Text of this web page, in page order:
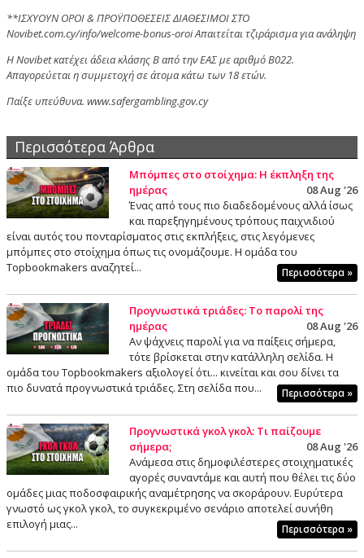
**ΙΣΧΥΟΥΝ ΟΡΟΙ & ΠΡΟΫΠΟΘΕΣΕΙΣ ΔΙΑΘΕΣΙΜΟΙ ΣΤΟ
Novibet.com.cy/info/welcome-bonus-oroi Απαιτείται τζιράρισμα για ανάληψη
Η Novibet κατέχει άδεια κλάσης Β από την ΕΑΣ με αριθμό Β022.
Απαγορεύεται η συμμετοχή σε άτομα κάτω των 18 ετών.
Παίξε υπεύθυνα. www.safergambling.gov.cy
Περισσότερα Άρθρα
Μπόμπες στο στοίχημα: Η έκπληξη της
ημέρας
08 Aug '26
Ένας από τους πιο διαδεδομένους αλλά ίσως
και παρεξηγημένους τρόπους παιχνιδιού
είναι αυτός του πονταρίσματος στις εκπλήξεις, στις λεγόμενες
μπόμπες στο στοίχημα όπως τις ονομάζουμε. Η ομάδα του
Topbookmakers αναζητεί...
Περισσότερα »
Προγνωστικά τριάδες: Το παρολί της
ημέρας
08 Aug '26
Αν ψάχνεις παρολί για να παίξεις σήμερα,
τότε βρίσκεται στην κατάλληλη σελίδα. Η
ομάδα του Topbookmakers αξιολογεί ότι... κινείται και σου δίνει τα
πιο δυνατά προγνωστικά τριάδες. Στη σελίδα που...
Περισσότερα »
Προγνωστικά γκολ γκολ: Τι παίζουμε
σήμερα;
08 Aug '26
Ανάμεσα στις δημοφιλέστερες στοιχηματικές
αγορές συναντάμε και αυτή που θέλει τις δύο
ομάδες μιας ποδοσφαιρικής αναμέτρησης να σκοράρουν. Ευρύτερα
γνωστό ως γκολ γκολ, το συγκεκριμένο σενάριο αποτελεί συνήθη
επιλογή μιας...
Περισσότερα »